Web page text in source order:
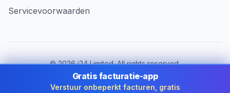
Servicevoorwaarden
©2026i24 Limited. All rights reserved.
Voor bedrijven in Belgium
Land wijzigen:
Belgium
Gratis facturatie-app
Verstuur onbeperkt facturen, gratis